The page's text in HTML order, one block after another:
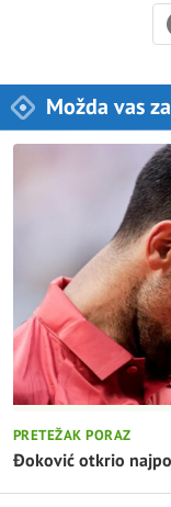
Možda vas
PRETEŽAK PORAZ
Đoković otkrio